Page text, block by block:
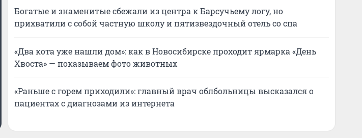
Богатые и знаменитые сбежали из центра к Барсучьему логу, но
прихватили с собой частную школу и пятизвездочный отель со спа
«Два кота уже нашли дом»: как в Новосибирске проходит ярмарка «День
Хвоста» — показываем фото животных
«Раньше с горем приходили»: главный врач облбольницы высказался о
пациентах с диагнозами из интернета